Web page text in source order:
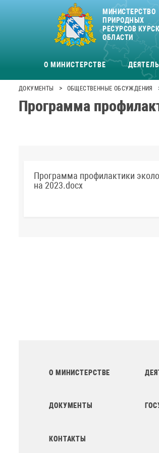
МИНИСТЕРСТВО
ПРИРОДНЫХ
РЕСУРСОВ
ОБЛАСТИ
О МИНИСТЕРСТВЕ
ДОКУМЕНТЫ > ОБЩЕСТВЕННЫЕ ОБСУЖДЕНИЯ
Программа
Программа профилактики
на 2023.docx
О МИНИСТЕРСТВЕ
ДОКУМЕНТЫ
КОНТАКТЫ